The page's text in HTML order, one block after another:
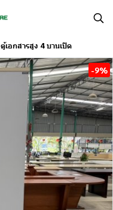
ตู้เอกสารสูง 4 บานเปิด
-9%